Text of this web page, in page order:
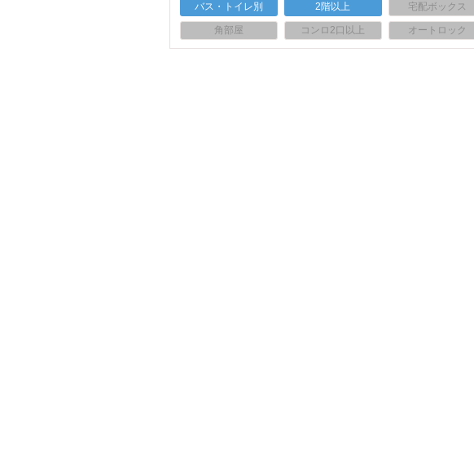
バス・トイレ別 2階以上 宅配ボックス
角部屋 コンロ2口以上 オートロック